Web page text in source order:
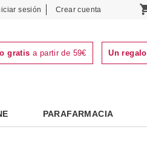
sesión Crear cuenta
gratis a partir de 59€ Un regalo
PARAFARMACIA